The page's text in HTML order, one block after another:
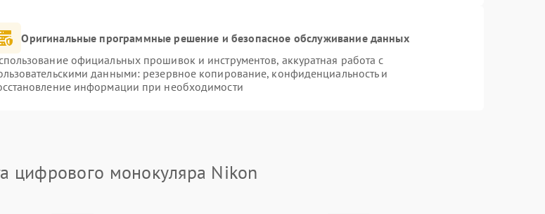
Оригинальные программные решение и безопасное обслуживание данных
официальных прошивок и инструментов, аккуратная работа с
данными: резервное копирование, конфиденциальность и
информации при необходимости
цифрового монокуляра Nikon